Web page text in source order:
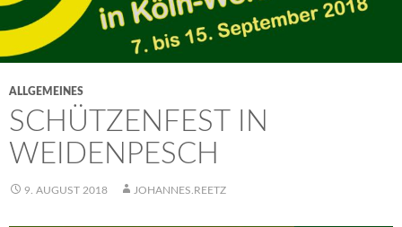
ALLGEMEINES
SCHÜTZENFEST IN
WEIDENPESCH
9. AUGUST 2018 JOHANNES.REETZ